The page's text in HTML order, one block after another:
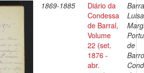
1869-1885
Diário da
Condessa
de Barral,
Volume
22 (set.
1876 -
abr.
Luisa
de